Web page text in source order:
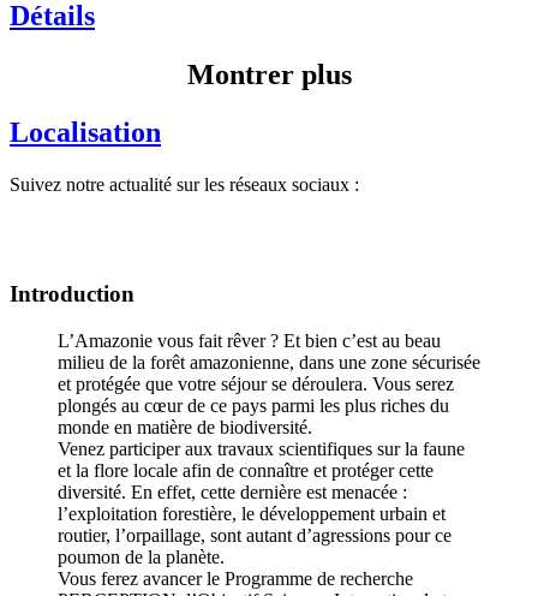
Détails
Montrer plus
Localisation
Suivez notre actualité sur les réseaux sociaux :
Introduction
L’Amazonie vous fait rêver ? Et bien c’est au beau
milieu de la forêt amazonienne, dans une zone sécurisée
et protégée que votre séjour se déroulera. Vous serez
plongés au cœur de ce pays parmi les plus riches du
monde en matière de biodiversité.
Venez participer aux travaux scientifiques sur la faune
et la flore locale afin de connaître et protéger cette
diversité. En effet, cette dernière est menacée :
l’exploitation forestière, le développement urbain et
routier, l’orpaillage, sont autant d’agressions pour ce
poumon de la planète.
Vous ferez avancer le Programme de recherche